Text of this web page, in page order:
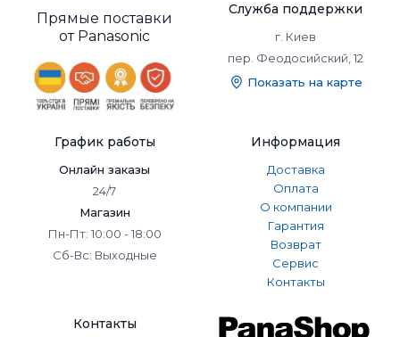
Прямые поставки
от Panasonic
Служба поддержки
г. Киев
пер. Феодосийский, 12
Показать на карте
График работы
Онлайн заказы
24/7
Магазин
Пн-Пт: 10:00 - 18:00
Сб-Вс: Выходные
Информация
Доставка
Оплата
О компании
Гарантия
Возврат
Сервис
Контакты
Контакты